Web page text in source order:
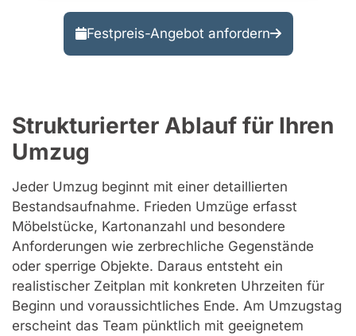
Festpreis-Angebot anfordern
Strukturierter Ablauf für Ihren
Umzug
Jeder Umzug beginnt mit einer detaillierten
Bestandsaufnahme. Frieden Umzüge erfasst
Möbelstücke, Kartonanzahl und besondere
Anforderungen wie zerbrechliche Gegenstände
oder sperrige Objekte. Daraus entsteht ein
realistischer Zeitplan mit konkreten Uhrzeiten für
Beginn und voraussichtliches Ende. Am Umzugstag
erscheint das Team pünktlich mit geeignetem